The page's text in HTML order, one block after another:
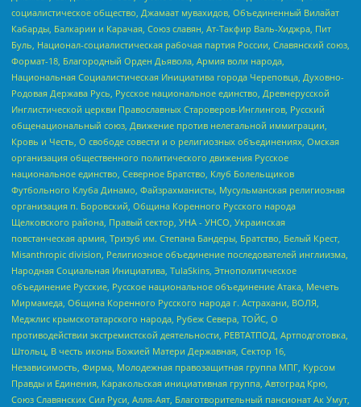
социалистическое общество, Джамаат мувахидов, Объединенный Вилайат
Кабарды, Балкарии и Карачая, Союз славян, Ат-Такфир Валь-Хиджра, Пит
Буль, Национал-социалистическая рабочая партия России, Славянский союз,
Формат-18, Благородный Орден Дьявола, Армия воли народа,
Национальная Социалистическая Инициатива города Череповца, Духовно-
Родовая Держава Русь, Русское национальное единство, Древнерусской
Инглистической церкви Православных Староверов-Инглингов, Русский
общенациональный союз, Движение против нелегальной иммиграции,
Кровь и Честь, О свободе совести и о религиозных объединениях, Омская
организация общественного политического движения Русское
национальное единство, Северное Братство, Клуб Болельщиков
Футбольного Клуба Динамо, Файзрахманисты, Мусульманская религиозная
организация п. Боровский, Община Коренного Русского народа
Щелковского района, Правый сектор, УНА - УНСО, Украинская
повстанческая армия, Тризуб им. Степана Бандеры, Братство, Белый Крест,
Misanthropic division, Религиозное объединение последователей инглиизма,
Народная Социальная Инициатива, TulaSkins, Этнополитическое
объединение Русские, Русское национальное объединение Атака, Мечеть
Мирмамеда, Община Коренного Русского народа г. Астрахани, ВОЛЯ,
Меджлис крымскотатарского народа, Рубеж Севера, ТОЙС, О
противодействии экстремистской деятельности, РЕВТАТПОД, Артподготовка,
Штольц, В честь иконы Божией Матери Державная, Сектор 16,
Независимость, Фирма, Молодежная правозащитная группа МПГ, Курсом
Правды и Единения, Каракольская инициативная группа, Автоград Крю,
Союз Славянских Сил Руси, Алля-Аят, Благотворительный пансионат Ак Умут,